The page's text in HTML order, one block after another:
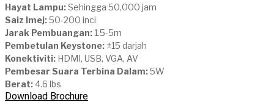
Hayat Lampu:Sehingga 50,000 jam
Saiz Imej:50-200 inci
Jarak Pembuangan: 1.5-5m
Pembetulan Keystone: ±15 darjah
Konektiviti: HDMI, USB, VGA, AV
Pembesar Suara Terbina Dalam:5W
Berat: 4.6 lbs
Download Brochure